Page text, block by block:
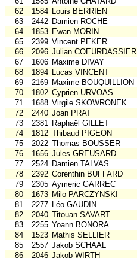
62
1584 Louis BERRIEN
63
2442 Damien ROCHE
64
1853 Ewan MORIN
65
2399 Vincent PEKER
66
2096 Julian COEURDASSIER
67
1606 Maxime DIVAY
68
1894 Lucas VINCENT
69
2169 Maxime BOUQUILLION
70
1802 Cyprien URVOAS
71
1688 Virgile SKOWRONEK
72
2440 Joan PRAT
73
2381 Raphaël GILLET
74
1812 Thibaud PIGEON
75
2022 Thomas BOUSSER
76
1656 Jules GREUSARD
77
2524 Damien TALVAS
78
2392 Corenthin BUFFARD
79
2305 Aymeric GARREC
80
1673 Milo PARCZYNSKI
81
2277 Léo GAUDIN
82
2040 Titouan SAVART
83
2255 Yoann BONORA
84
1523 Mathis SELLIER
85
2557 Jakob SCHAAL
86
2046 Jakob WIRTH